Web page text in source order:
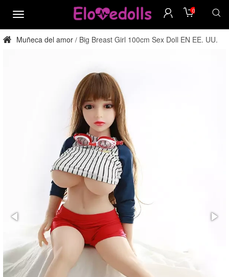
menú
0
Muñeca del amor / Big Breast Girl 100cm Sex Doll EN EE. UU.